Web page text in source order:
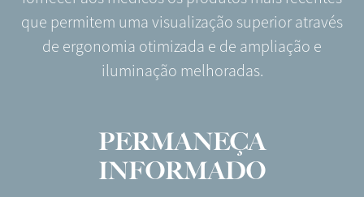
que permitem uma visualização superior através
de ergonomia otimizada e de ampliação e
iluminação melhoradas.
PERMANEÇA
INFORMADO